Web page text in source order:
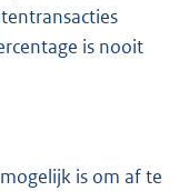
is nooit
is om af te